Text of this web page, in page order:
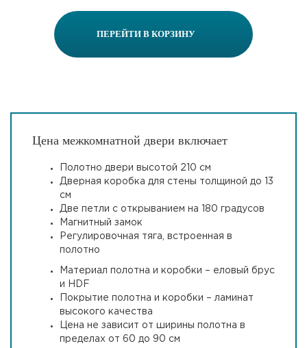
ПЕРЕЙТИ В КОРЗИНУ
Цена межкомнатной двери включает
Полотно двери высотой 210 см
Дверная коробка для стены толщиной до 13
см
Две петли с открыванием на 180 градусов
Магнитный замок
Регулировочная тяга, встроенная в
полотно
Материал полотна и коробки – еловый брус
и HDF
Покрытие полотна и коробки – ламинат
высокого качества
Цена не зависит от ширины полотна в
пределах от 60 до 90 см